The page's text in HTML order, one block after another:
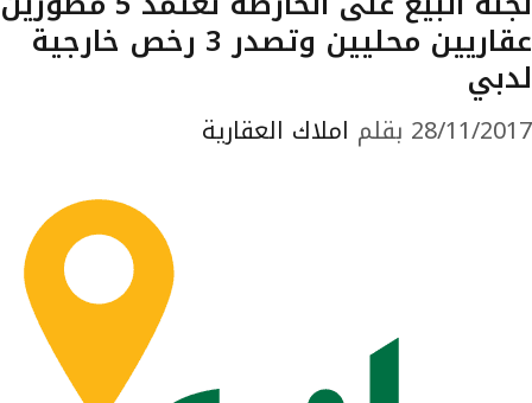
عقاريين محليين وتصدر 3 رخص خارجية
لدبي
28/11/2017 بقلم املاك العقارية